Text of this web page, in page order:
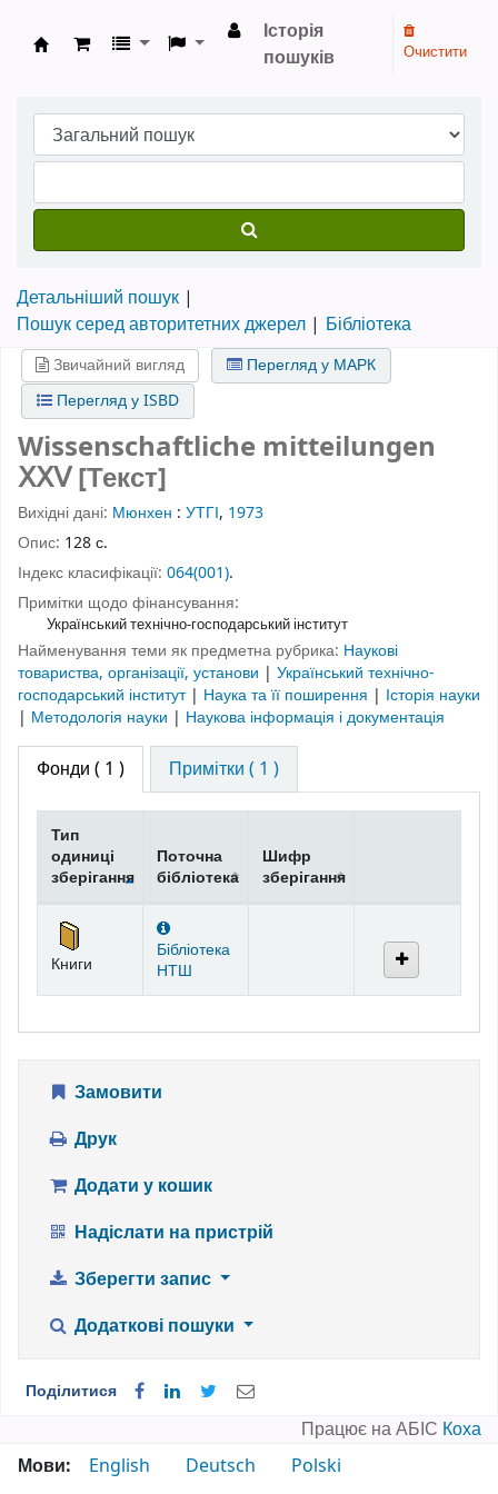
Бібліотека НТШ › Електронний каталог
Історія
пошуків
Очистити
Детальніший пошук
Пошук серед авторитетних джерел
Бібліотека
Звичайний вигляд
Перегляд у МАРК
Перегляд у ISBD
Wissenschaftliche mitteilungen
ⅩⅩⅤ [Текст]
Вихідні дані: Мюнхен : УТГІ, 1973
Опис: 128 с.
Індекс класифікації: 064(001).
Примітки щодо фінансування:
Український технічно-господарський інститут
Найменування теми як предметна рубрика: Наукові
товариства, організації, установи | Український технічно-
господарський інститут | Наука та її поширення | Історія науки
| Методологія науки | Наукова інформація і документація
Фонди ( 1 ) Примітки ( 1 )
Фонди
Тип
одиниці
зберігання
Поточна
бібліотека
Шифр
зберігання
Книги
Бібліотека
НТШ
Замовити
Друк
Додати у кошик
Надіслати на пристрій
Зберегти запис
Додаткові пошуки
Поділитися
Працює на АБІС Коха
Мови:
English Deutsch Polski